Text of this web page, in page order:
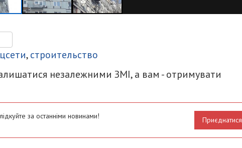
,строительство
незалежними ЗМІ, а вам - отримувати
за останніми новинами! Приєднатися